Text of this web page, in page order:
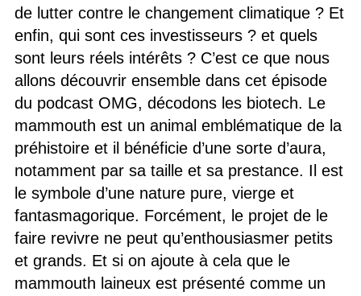
de lutter contre le changement climatique ? Et
enfin, qui sont ces investisseurs ? et quels
sont leurs réels intérêts ? C’est ce que nous
allons découvrir ensemble dans cet épisode
du podcast OMG, décodons les biotech. Le
mammouth est un animal emblématique de la
préhistoire et il bénéficie d’une sorte d’aura,
notamment par sa taille et sa prestance. Il est
le symbole d’une nature pure, vierge et
fantasmagorique. Forcément, le projet de le
faire revivre ne peut qu’enthousiasmer petits
et grands. Et si on ajoute à cela que le
mammouth laineux est présenté comme un